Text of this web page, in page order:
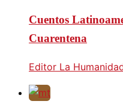
Cuentos
Cuarentena
Editor La